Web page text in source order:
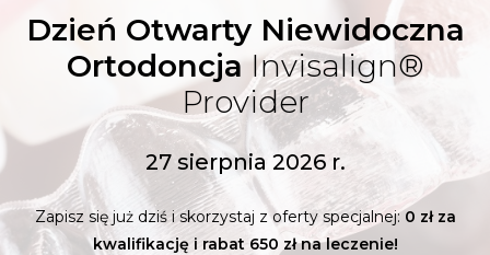
Dzień Otwarty Niewidoczna
OrtodoncjaInvisalign®
Provider
27 sierpnia 2026 r.
Zapisz się już dziś i skorzystaj z oferty specjalnej:0 zł za
kwalifikację i rabat 650 zł na leczenie!